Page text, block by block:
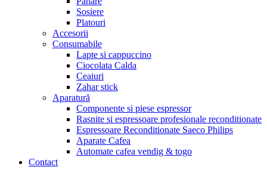
Sosiere
Platouri
Accesorii
Consumabile
Lapte si cappuccino
Ciocolata Calda
Ceaiuri
Zahar stick
Aparatură
Componente si piese espressor
Rasnite si espressoare profesionale reconditionate
Espressoare Reconditionate Saeco Philips
Aparate Cafea
Automate cafea vendig & togo
Contact